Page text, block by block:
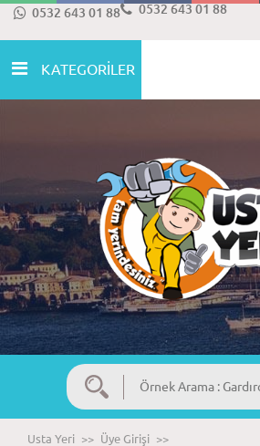
0532 643 01 88 0532 643 01 88
KATEGORİLER
Usta Yeri >> Üye Girişi >>